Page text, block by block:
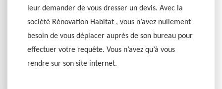
leur demander de vous dresser un devis. Avec la
société Rénovation Habitat , vous n’avez nullement
besoin de vous déplacer auprès de son bureau pour
effectuer votre requête. Vous n’avez qu’à vous
rendre sur son site internet.